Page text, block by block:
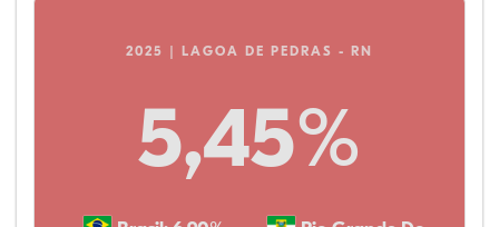
2025 | LAGOA DE PEDRAS - RN
5,45%